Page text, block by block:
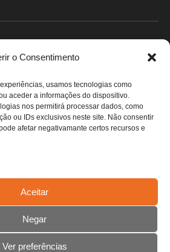
o Consentimento
usamos tecnologias como
aceder a informações do dispositivo.
nos permitirá processar dados, como
ou IDs exclusivos neste site. Não consentir
afetar negativamante certos recursos e
Aceitar
Negar
Ver preferências